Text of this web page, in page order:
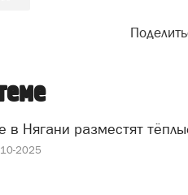
в Нягани разместят
2025